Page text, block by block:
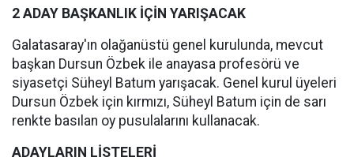
2 ADAY BAŞKANLIK İÇİN YARIŞACAK
Galatasaray'ın olağanüstü genel kurulunda, mevcut
başkan Dursun Özbek ile anayasa profesörü ve
siyasetçi Süheyl Batum yarışacak. Genel kurul üyeleri
Dursun Özbek için kırmızı, Süheyl Batum için de sarı
renkte basılan oy pusulalarını kullanacak.
ADAYLARIN LİSTELERİ